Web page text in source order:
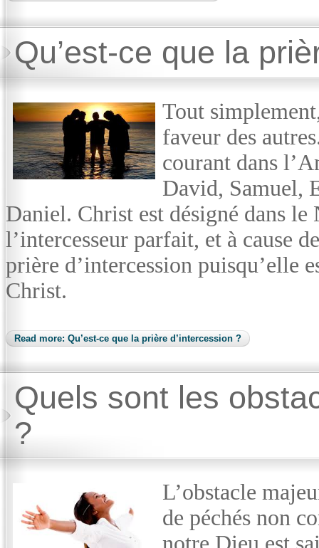
Qu’est-ce que la
Tout
faveur des
courant dans
David, Samuel,
Daniel. Christ est désigné dans le
l’intercesseur parfait, et à cause
prière d’intercession puisqu’elle
Christ.
Read more: Qu’est-ce que la prière d’intercession ?
Quels sont les
?
L’obstacle
de péchés non